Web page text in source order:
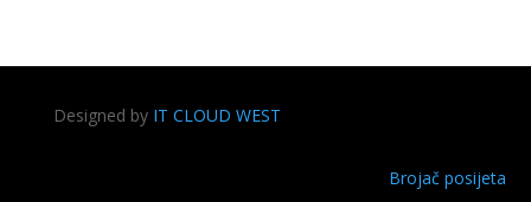
Designed by IT CLOUD WEST
Brojač posijeta